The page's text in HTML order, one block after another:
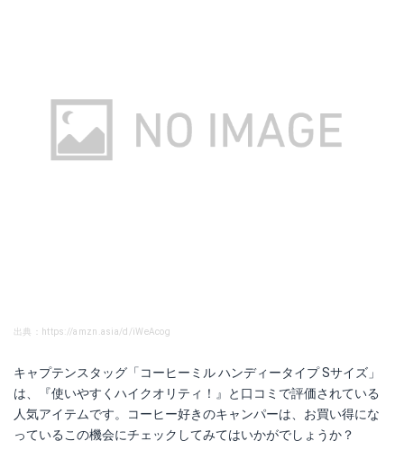
出典：https://amzn.asia/d/iWeAcog
キャプテンスタッグ「コーヒーミル ハンディータイプ Sサイズ」
は、『使いやすくハイクオリティ！』と口コミで評価されている
人気アイテムです。コーヒー好きのキャンパーは、お買い得にな
っているこの機会にチェックしてみてはいかがでしょうか？